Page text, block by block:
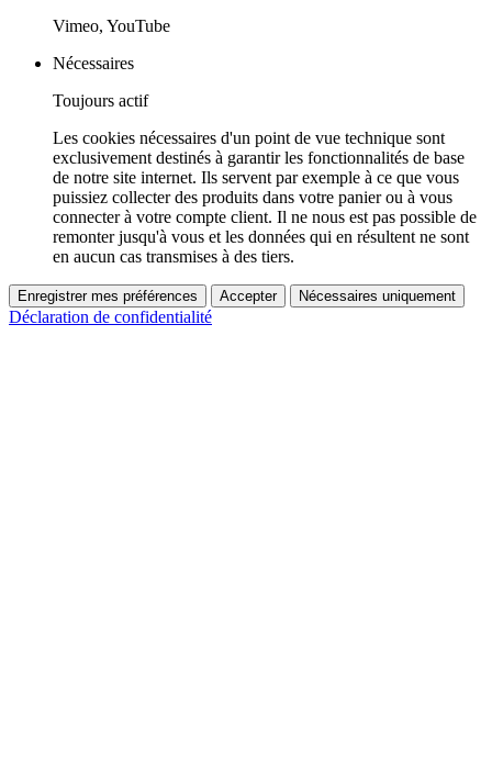
Vimeo, YouTube
Nécessaires
Toujours actif
Les cookies nécessaires d'un point de vue technique sont
exclusivement destinés à garantir les fonctionnalités de base
de notre site internet. Ils servent par exemple à ce que vous
puissiez collecter des produits dans votre panier ou à vous
connecter à votre compte client. Il ne nous est pas possible de
remonter jusqu'à vous et les données qui en résultent ne sont
en aucun cas transmises à des tiers.
Enregistrer mes préférences Accepter Nécessaires uniquement
Déclaration de confidentialité